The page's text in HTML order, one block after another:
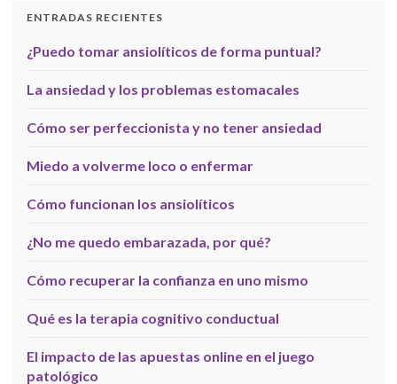
ENTRADAS RECIENTES
¿Puedo tomar ansiolíticos de forma puntual?
La ansiedad y los problemas estomacales
Cómo ser perfeccionista y no tener ansiedad
Miedo a volverme loco o enfermar
Cómo funcionan los ansiolíticos
¿No me quedo embarazada, por qué?
Cómo recuperar la confianza en uno mismo
Qué es la terapia cognitivo conductual
El impacto de las apuestas online en el juego
patológico